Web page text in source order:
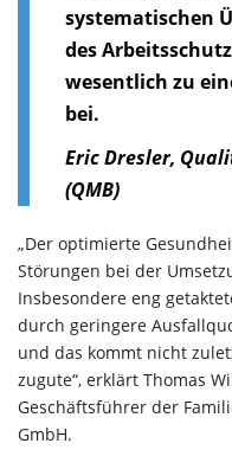
systematischen
des
wesentlich zu
bei.
Eric Dresler,
(QMB)
„Der optimierte
Störungen bei der
Insbesondere eng
durch geringere
und das kommt nicht
zugute“, erklärt Thomas
Geschäftsführer der
GmbH.